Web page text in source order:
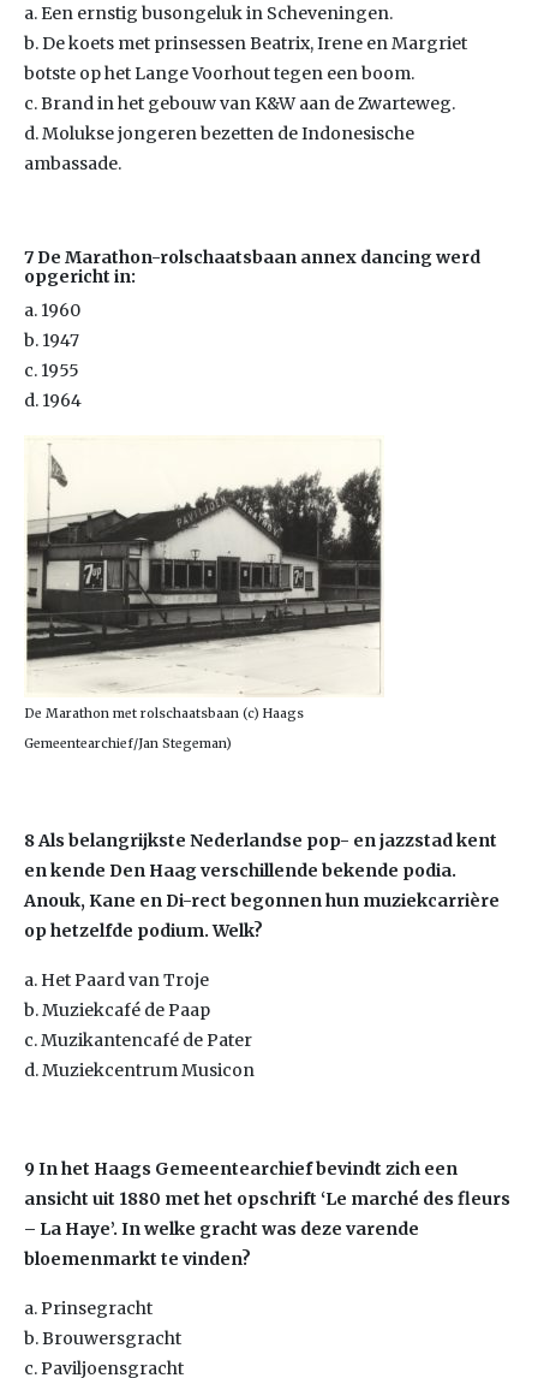
a. Een ernstig busongeluk in Scheveningen.
b. De koets met prinsessen Beatrix, Irene en Margriet
botste op het Lange Voorhout tegen een boom.
c. Brand in het gebouw van K&W aan de Zwarteweg.
d. Molukse jongeren bezetten de Indonesische
ambassade.
7 De Marathon-rolschaatsbaan annex dancing werd
opgericht in:
a. 1960
b. 1947
c. 1955
d. 1964
De Marathon met rolschaatsbaan (c) Haags
Gemeentearchief/Jan Stegeman)
8 Als belangrijkste Nederlandse pop- en jazzstad kent
en kende Den Haag verschillende bekende podia.
Anouk, Kane en Di-rect begonnen hun muziekcarrière
op hetzelfde podium. Welk?
a. Het Paard van Troje
b. Muziekcafé de Paap
c. Muzikantencafé de Pater
d. Muziekcentrum Musicon
9 In het Haags Gemeentearchief bevindt zich een
ansicht uit 1880 met het opschrift ‘Le marché des fleurs
– La Haye’. In welke gracht was deze varende
bloemenmarkt te vinden?
a. Prinsegracht
b. Brouwersgracht
c. Paviljoensgracht